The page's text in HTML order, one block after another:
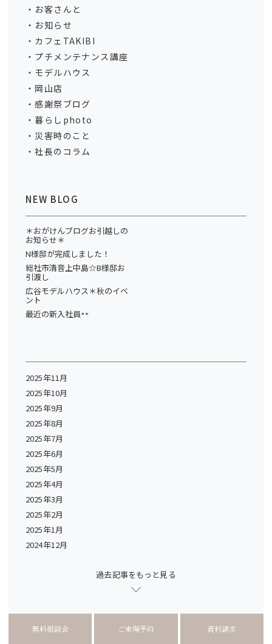
お客さんと
お知らせ
カフェTAKIBI
プチメンテナンス講座
モデルハウス
岡山店
感謝祭ブログ
暮らしphoto
災害時のこと
社長のコラム
NEW BLOG
＊おがけんブログお引越しの
お知らせ＊
N様邸が完成しました！
総社市清音上中島☆B様邸お
引渡し
広谷モデルハウス＊秋のイベ
ント
最近の新入社員
2025年11月
2025年10月
2025年9月
2025年8月
2025年7月
2025年6月
2025年5月
2025年4月
2025年3月
2025年2月
2025年1月
2024年12月
過去記事をもっと見る
2017年9月以前のおがけんブログ→
無料相談会 ご来場予約 資料請求